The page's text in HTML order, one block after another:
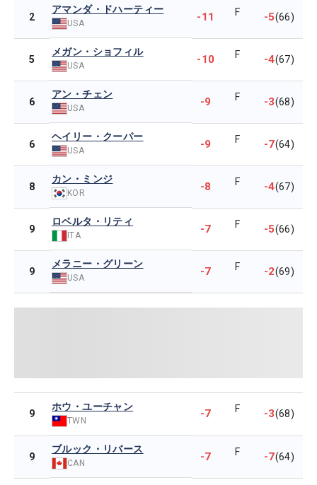
2
アマンダ・ドハーティー
USA -11 F -5(66)
5
メガン・ショフィル
USA -10 F -4(67)
6
アン・チェン
USA -9 F -3(68)
6
ヘイリー・クーパー
USA -9 F -7(64)
8
カン・ミンジ
KOR -8 F -4(67)
9
ロベルタ・リティ
ITA -7 F -5(66)
9
メラニー・グリーン
USA -7 F -2(69)
9
ホウ・ユーチャン
TWN
-7 F -3(68)
9
ブルック・リバース
CAN -7 F -7(64)